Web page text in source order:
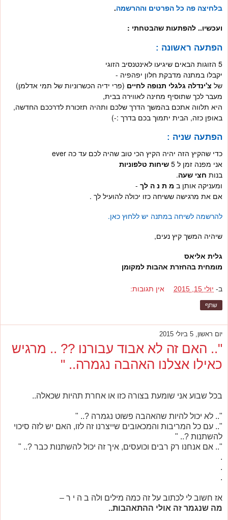
בלחיצה פה כל הפרטים וההרשמה.
ועכשיו.. להפתעות שהבטחתי :
הפתעה ראשונה :
5 הזוגות הבאים שיגיעו לאינטנסיב הזוגי
יקבלו במתנה מדבקת חלון יפהפיה -
של צ'ינדלה גלגלי תנופה לחיים (פרי ידיה הכשרוניות של תמי אדלמן)
מעבר לכך שתוסיף מחינה לאווירה בבית,
היא תלווה אתכם בהמשך הדרך שלכם ותהיה תזכורת לדרככם החדשה,
באופן כזה, הבית יתמוך בכם בדרך :-)
הפתעה שניה :
כדי שהקיץ הזה יהיה הקיץ הכי טוב שהיה לכם עד כה ever
אני מפנה זמן ל 5 שיחות טלפוניות
בנות חצי שעה.
ומעניקה אותן ב מ ת נ ה לך -
אם את מרגישה ששיחה כזו יכולה להועיל לך .
להרשמה לשיחה במתנה יש ללחוץ כאן.
שיהיה המשך קיץ נעים,
גלית אליאס
מומחית בהחזרת אהבות למקומן
ב- יולי 15, 2015 אין תגובות:
שתף
יום ראשון, 5 ביולי 2015
".. האם זה לא אבוד עבורנו ?? .. מרגיש
כאילו אצלנו האהבה נגמרה.. "
בכל שבוע אני שומעת בצורה כזו או אחרת תהיות שכאלה..
".. לא יכול להיות שהאהבה פשוט נגמרה ?.. "
".. עם כל המריבות והמכאובים שייצרנו זה לזו, האם יש לזה סיכוי
להשתנות ?.. "
".. אם אנחנו רק רבים וכועסים, איך זה יכול להשתנות כבר ?.. "
.
.
.
אז חשוב לי לכתוב על זה כמה מילים ולה ב ה י ר –
מה שנגמר זה אולי ההתאהבות..